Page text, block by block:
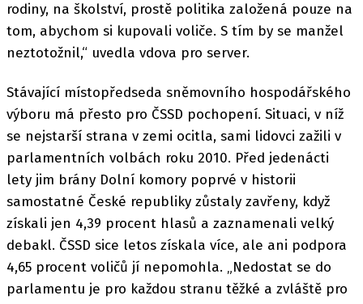
rodiny, na školství, prostě politika založená pouze na
tom, abychom si kupovali voliče. S tím by se manžel
neztotožnil,“ uvedla vdova pro server.
Stávající místopředseda sněmovního hospodářského
výboru má přesto pro ČSSD pochopení. Situaci, v níž
se nejstarší strana v zemi ocitla, sami lidovci zažili v
parlamentních volbách roku 2010. Před jedenácti
lety jim brány Dolní komory poprvé v historii
samostatné České republiky zůstaly zavřeny, když
získali jen 4,39 procent hlasů a zaznamenali velký
debakl. ČSSD sice letos získala více, ale ani podpora
4,65 procent voličů jí nepomohla. „Nedostat se do
parlamentu je pro každou stranu těžké a zvláště pro